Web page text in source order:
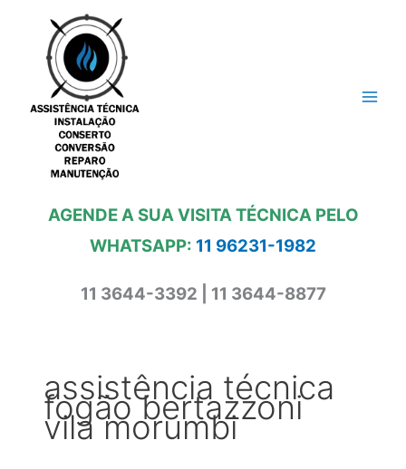
conteúdo
AGENDE A SUA VISITA TÉCNICA PELO
WHATSAPP: 11 96231-1982
11 3644-3392 | 11 3644-8877
assistência técnica
fogão bertazzoni
vila morumbi